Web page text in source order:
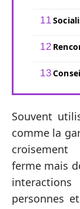
Souvent
comme la
croisement
ferme mais
personnes